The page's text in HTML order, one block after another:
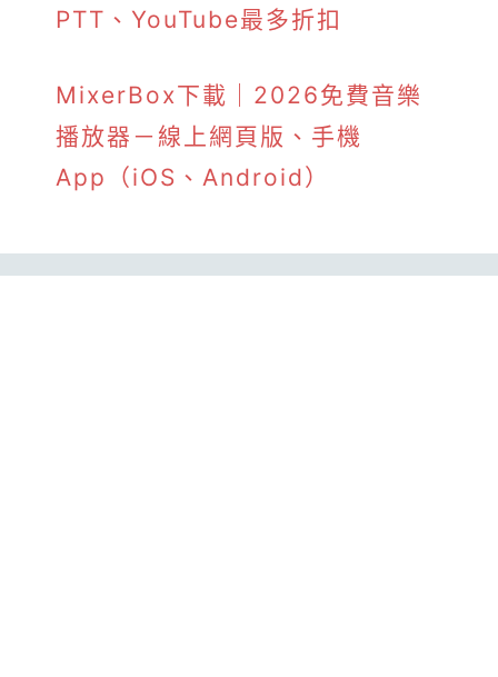
PTT、YouTube最多折扣
MixerBox下載｜2026免費音樂
播放器－線上網頁版、手機
App（iOS、Android）